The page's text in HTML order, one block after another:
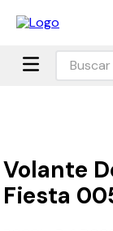
Buscar
Volante
Fiesta